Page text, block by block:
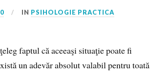
IN PSIHOLOGIE PRACTICA
faptul că aceeaşi situaţie poate fi
un adevăr absolut valabil pentru toată